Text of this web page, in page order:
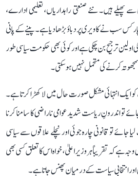
پھیلے ہیں۔ نئے صنعتی راہداریاں، تعلیمی ادارے،
سب نے کاویری پر دباؤ بڑھا دیا ہے۔ پینے کے پانی
ترجیح بن چکی ہے اور کوئی بھی حکومت سیاسی طور
کرنے کی متحمل نہیں ہو سکتی۔
انتہائی مشکل صورت حال میں لا کھڑا کرتا ہے۔
جائے تو اندرونِ ریاست شدید عوامی ناراضی کا سامنا کرنا
جائے تو قانونی چارہ جوئی اور نچلے علاقوں سے سیاسی
وجہ ہے کہ تقریباً ہر وزیر اعلیٰ، خواہ اس کا تعلق کسی بھی
انتخابی سیاست کے درمیان پھنس جاتا ہے۔